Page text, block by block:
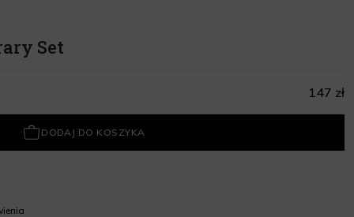
Set
147 zł
DODAJ DO KOSZYKA